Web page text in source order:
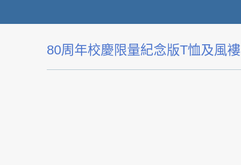
80周年校慶限量紀念版T恤及風褸